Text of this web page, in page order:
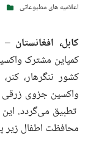
اعلامیه های مطبوعاتی
کابل، افغانستان –
کمپاین مشترک
کشور ننگرهار،
تطبیق می‌گردد.
محافظت اطفال زیر